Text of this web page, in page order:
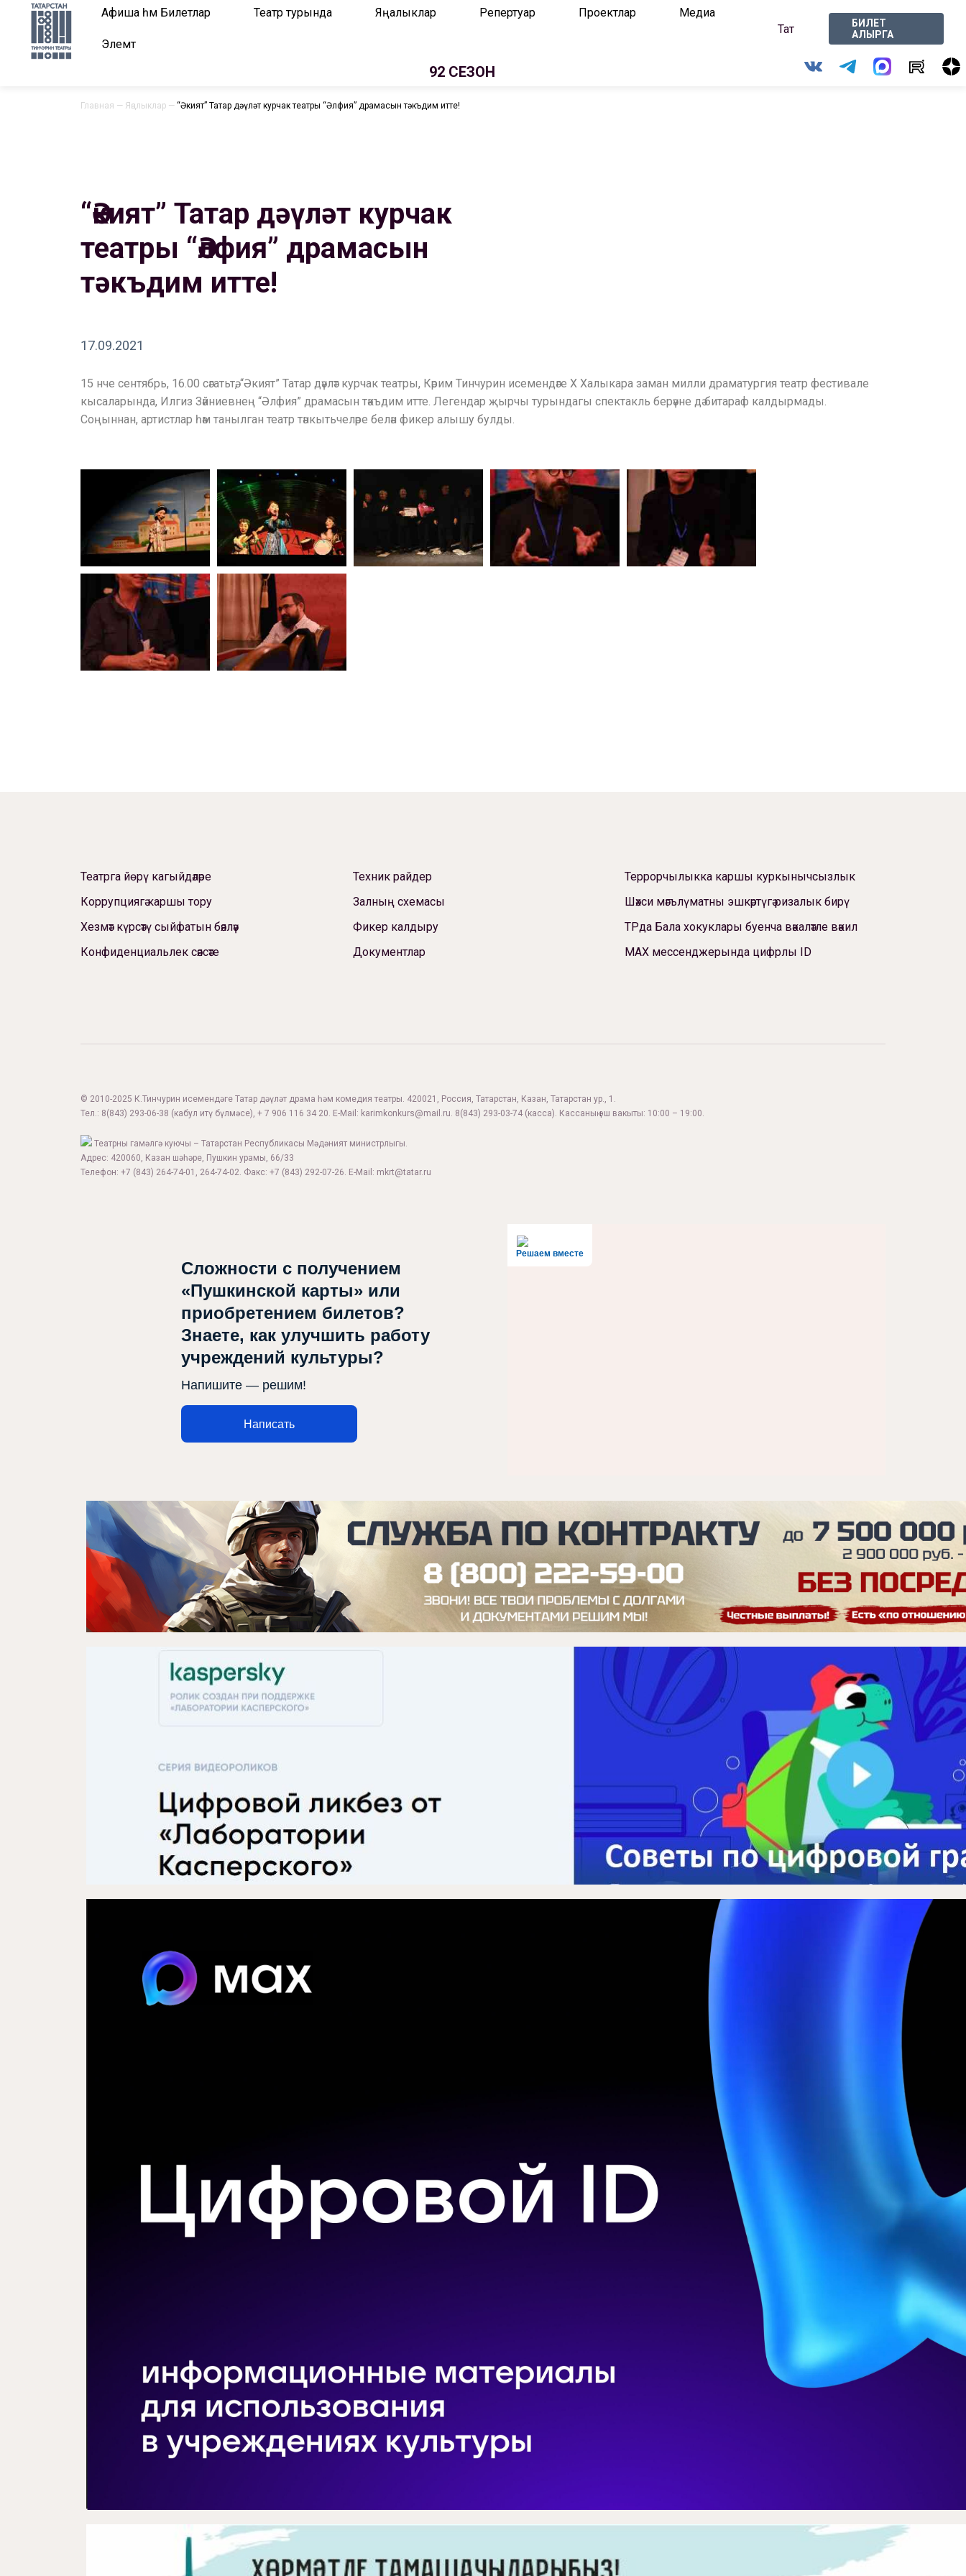
Афиша һәм Билетлар Театр турында Яңалыклар Репертуар Проектлар Медиа
Элемтә
Тат
БИЛЕТ
АЛЫРГА
92 СЕЗОН
Театр турында
Медиа
Элемтә
Главная — Яңалыклар — “Әкият” Татар дәүләт курчак театры “Әлфия” драмасын тәкъдим итте!
“Әкият” Татар дәүләт курчак
театры “Әлфия” драмасын
тәкъдим итте!
17.09.2021
15 нче сентябрь, 16.00 сәгатьтә, “Әкият” Татар дәүләт курчак театры, Кәрим Тинчурин исемендәге Х Халыкара заман милли драматургия театр фестивале
кысаларында, Илгиз Зәйниевнең “Әлфия” драмасын тәкъдим итте. Легендар җырчы турындагы спектакль берәүне дә битараф калдырмады.
Соңыннан, артистлар һәм танылган театр тәнкытьчеләре белән фикер алышу булды.
Театрга йөрү кагыйдәләре
Коррупциягә каршы тору
Хезмәт күрсәтү сыйфатын бәяләү
Конфиденциальлек сәясәте
Техник райдер
Залның схемасы
Фикер калдыру
Документлар
Террорчылыкка каршы куркынычсызлык
Шәхси мәгълүматны эшкәртүгә ризалык бирү
ТРда Бала хокуклары буенча вәкаләтле вәкил
МАХ мессенджерында цифрлы ID
© 2010-2025 К.Тинчурин исемендәге Татар дәүләт драма һәм комедия театры. 420021, Россия, Татарстан, Казан, Татарстан ур., 1.
Тел.: 8(843) 293-06-38 (кабул итү бүлмәсе), + 7 906 116 34 20. E-Mail: karimkonkurs@mail.ru. 8(843) 293-03-74 (касса). Кассаның эш вакыты: 10:00 – 19:00.
Театрны гамәлгә куючы – Татарстан Республикасы Мәдәният министрлыгы.
Адрес: 420060, Казан шәһәре, Пушкин урамы, 66/33
Телефон: +7 (843) 264-74-01, 264-74-02. Факс: +7 (843) 292-07-26. E-Mail: mkrt@tatar.ru
Решаем вместе
Сложности с получением
«Пушкинской карты» или
приобретением билетов?
Знаете, как улучшить работу
учреждений культуры?
Напишите — решим!
Написать